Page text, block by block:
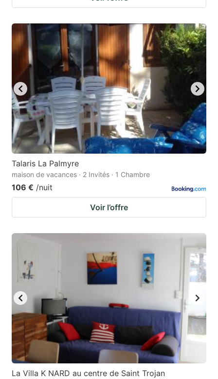
Talaris La Palmyre
maison de vacances · 2 Invités · 1 Chambre
106 € /nuit
Voir l’offre
La Villa K NARD au centre de Saint Trojan